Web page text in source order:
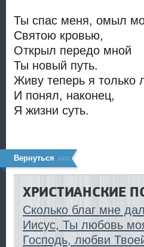
Ты спас меня, омыл
Святою кровью,
Открыл передо мной
Ты новый путь.
Живу теперь я
И понял, наконец,
Я жизни суть.
Вернуться
ХРИСТИАНСКИЕ
Сколько благ мне
Иисус, Ты любовь
Господь, любви